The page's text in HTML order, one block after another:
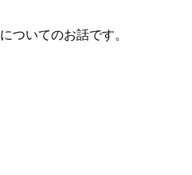
についてのお話です。